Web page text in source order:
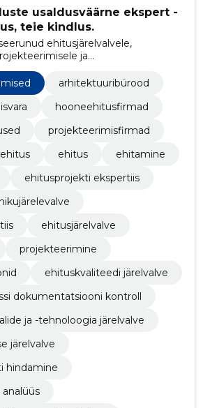
usaldusväärne ekspert -
teie kindlus.
ehitusjärelvalvele,
ja
pakkudes professionaalset
ehitusprotsessis.
arhitektuuribürood
hooneehitusfirmad
projekteerimisfirmad
ehitus
ehitamine
ehitusprojekti ekspertiis
ehitusjärelvalve
projekteerimine
ehituskvaliteedi järelvalve
dokumentatsiooni kontroll
ja -tehnoloogia järelvalve
järelvalve
hindamine